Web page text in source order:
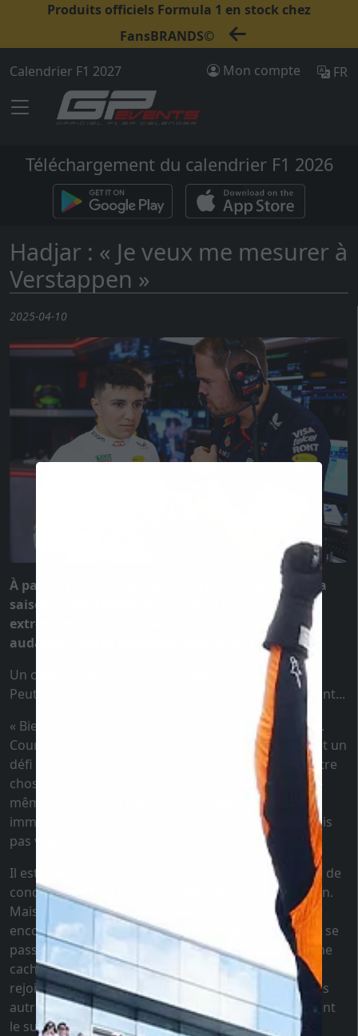
Produits officiels Formula 1 en stock chez
FansBRANDS©
Calendrier F1 2027 Mon compte FR
Téléchargement du calendrier F1 2026
Hadjar : « Je veux me mesurer à
Verstappen »
2025-04-10
À part le malheureux Grand Prix d'ouverture de la
saison, Isaac Hadjar montre une forme
extrêmement forte, ayant déjà fixé un objectif
audacieux après quelques courses en F1.
Un objectif dans lequel beaucoup ont déjà échoué.
Peut-être que c'est pourquoi cette pensée l'excite tant...
« Bien sûr, j'irais immédiatement s'il y avait un appel.
Courir pour Racing Bulls est un immense honneur et un
défi tout aussi grand, je ne prévois pas vraiment autre
chose que d'être ici et de donner le meilleur de moi-
même. Mais si Red Bull Racing m'appelait, je dirais
immédiatement que je suis prêt, même si je ne le suis
pas vraiment...
Il est clair qu'il est extrêmement difficile de rester et de
concourir en tant que coéquipier de Max Verstappen.
Mais c'est justement pour cela que cela m'intéresse
encore plus, je veux simplement comprendre ce qui se
passe là-bas, ce qui est arrivé aux autres pilotes. Je ne
cache pas que mon objectif à long terme est de
rejoindre une grande équipe et de réaliser ce que les
autres n'ont pas réussi. » - a déclaré mystérieusement
le super débutant.